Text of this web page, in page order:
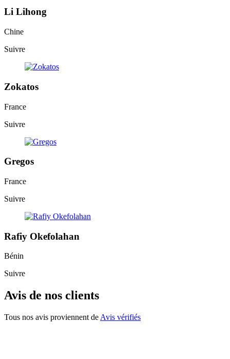
Li Lihong
Chine
Suivre
Zokatos
France
Suivre
Gregos
France
Suivre
Rafiy Okefolahan
Bénin
Suivre
Avis de nos clients
Tous nos avis proviennent de Avis vérifiés